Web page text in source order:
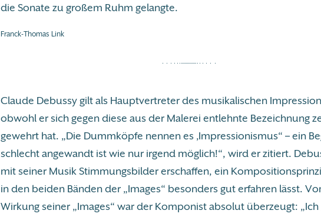
die Sonate zu großem Ruhm gelangte.
Franck-Thomas Link
Claude Debussy gilt als Hauptvertreter des musikalischen
obwohl er sich gegen diese aus der Malerei entlehnte Bezeichnung
gewehrt hat. „Die Dummköpfe nennen es ‚Impressionismus“ – ein
schlecht angewandt ist wie nur irgend möglich!“, wird er zitiert.
mit seiner Musik Stimmungsbilder erschaffen, ein
in den beiden Bänden der „Images“ besonders gut erfahren lässt.
Wirkung seiner „Images“ war der Komponist absolut überzeugt: